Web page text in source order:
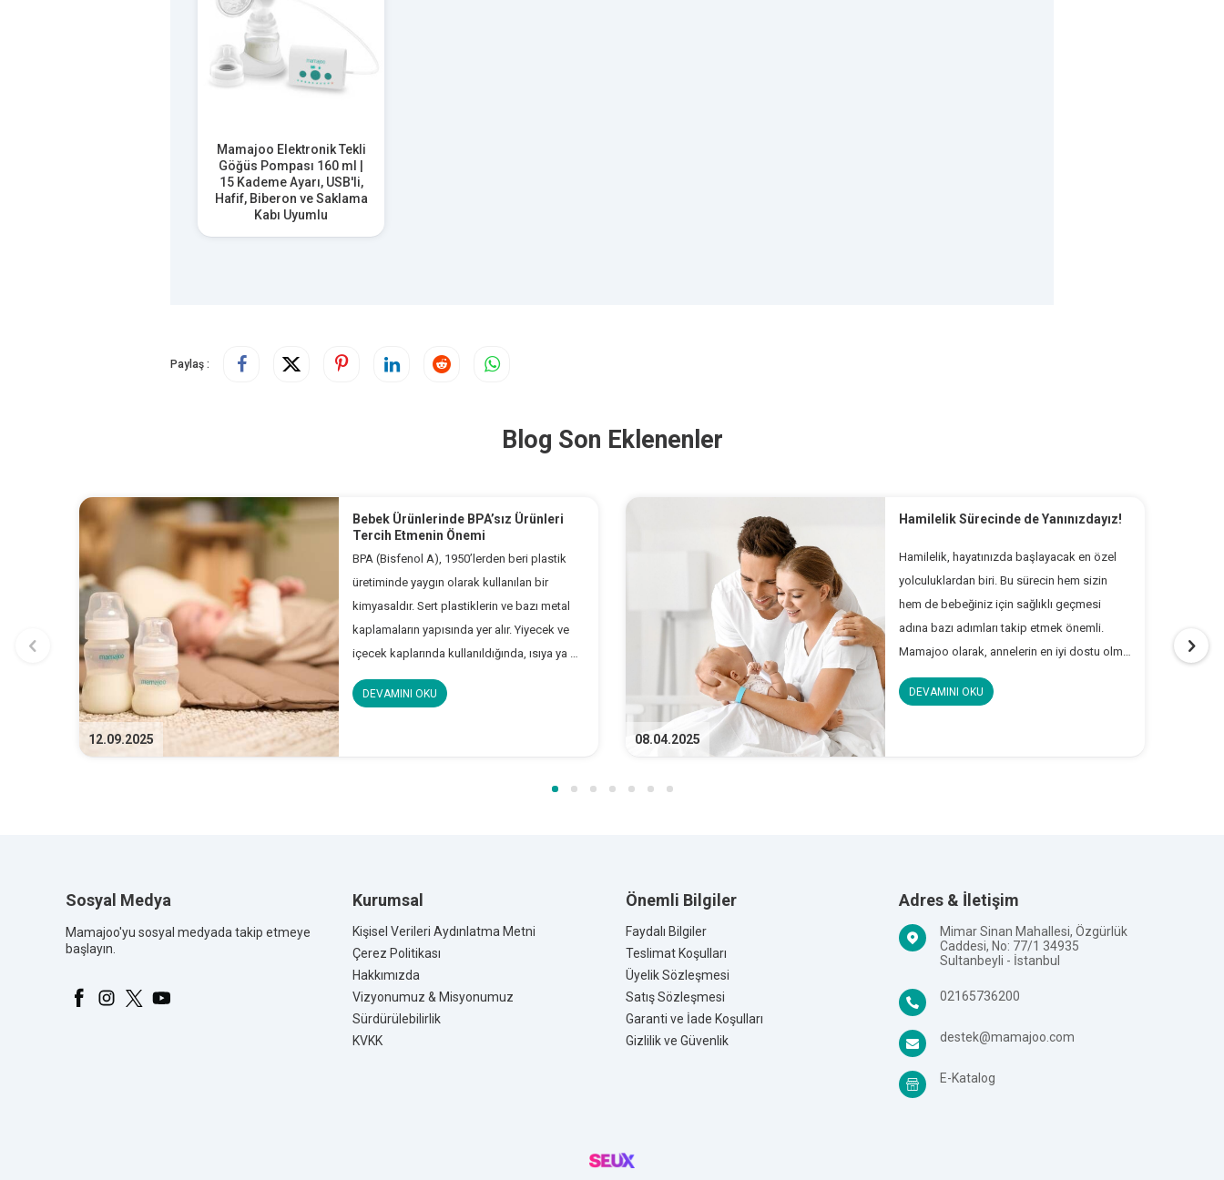
Mamajoo Elektronik Tekli
Göğüs Pompası 160 ml |
15 Kademe Ayarı, USB'li,
Hafif, Biberon ve Saklama
Kabı Uyumlu
Paylaş :
Blog Son Eklenenler
12.09.2025
Bebek Ürünlerinde BPA’sız Ürünleri
Tercih Etmenin Önemi
BPA (Bisfenol A), 1950’lerden beri plastik
üretiminde yaygın olarak kullanılan bir
kimyasaldır. Sert plastiklerin ve bazı metal
kaplamaların yapısında yer alır. Yiyecek ve
içecek kaplarında kullanıldığında, ısıya ya da
aşınmaya maruz kaldığında gıdaya geçiş
yapabilmektedir. Detaylar yazımızın
DEVAMINI OKU
08.04.2025
Hamilelik Sürecinde de Yanınızdayız!
Hamilelik, hayatınızda başlayacak en özel
yolculuklardan biri. Bu sürecin hem sizin
hem de bebeğiniz için sağlıklı geçmesi
adına bazı adımları takip etmek önemli.
Mamajoo olarak, annelerin en iyi dostu olma
yolunda bu süreçte yanınızda olmak
istiyoruz. İşte hamilelik boyunca dikkat
DEVAMINI OKU
Sosyal Medya
Mamajoo'yu sosyal medyada takip etmeye
başlayın.
Kurumsal
Kişisel Verileri Aydınlatma Metni
Çerez Politikası
Hakkımızda
Vizyonumuz & Misyonumuz
Sürdürülebilirlik
KVKK
Önemli Bilgiler
Faydalı Bilgiler
Teslimat Koşulları
Üyelik Sözleşmesi
Satış Sözleşmesi
Garanti ve İade Koşulları
Gizlilik ve Güvenlik
Adres & İletişim
Mimar Sinan Mahallesi, Özgürlük
Caddesi, No: 77/1 34935
Sultanbeyli - İstanbul
02165736200
destek@mamajoo.com
E-Katalog